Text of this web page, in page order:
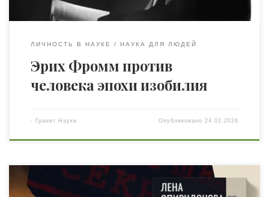
ЛИЧНОСТЬ В НАУКЕ НАУКА ДЛЯ ЛЮДЕЙ
Эрих Фромм против
человека эпохи изобилия
- Гранит Науки Опубликовано24.02.2026